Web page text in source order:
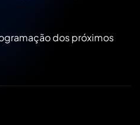
dos próximos